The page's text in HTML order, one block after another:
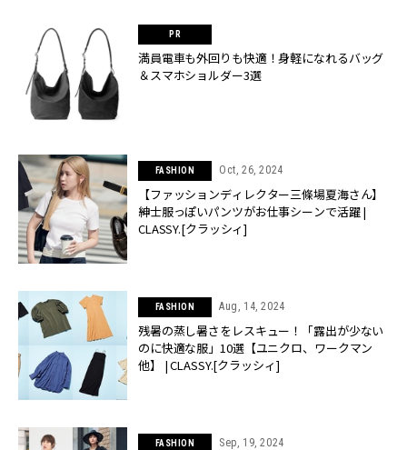
満員電車も外回りも快適！身軽になれるバッグ
＆スマホショルダー3選
FASHION Oct, 26, 2024
【ファッションディレクター三條場夏海さん】
紳士服っぽいパンツがお仕事シーンで活躍 |
CLASSY.[クラッシィ]
FASHION Aug, 14, 2024
残暑の蒸し暑さをレスキュー！「露出が少ない
のに快適な服」10選【ユニクロ、ワークマン
他】 | CLASSY.[クラッシィ]
FASHION Sep, 19, 2024